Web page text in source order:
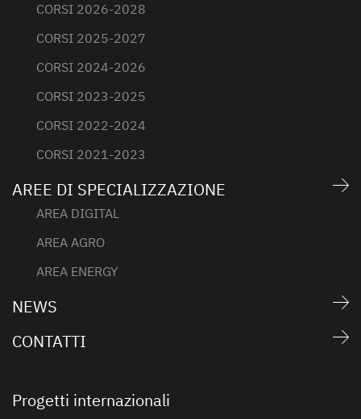
CORSI 2026-2028
CORSI 2025-2027
CORSI 2024-2026
CORSI 2023-2025
CORSI 2022-2024
CORSI 2021-2023
AREE DI SPECIALIZZAZIONE
AREA DIGITAL
AREA AGRO
AREA ENERGY
NEWS
CONTATTI
Progetti internazionali